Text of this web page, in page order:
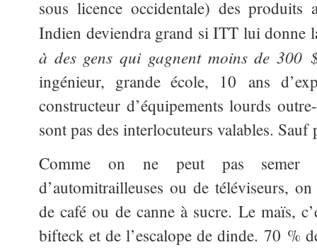
sous licence occidentale) des produits
Indien deviendra grand si ITT lui donne
à des gens qui gagnent moins de 300
ingénieur, grande école, 10 ans
constructeur d’équipements lourds
sont pas des interlocuteurs valables. Sauf
Comme on ne peut pas semer
d’automitrailleuses ou de téléviseurs,
de café ou de canne à sucre. Le maïs,
bifteck et de l’escalope de dinde. 70 %